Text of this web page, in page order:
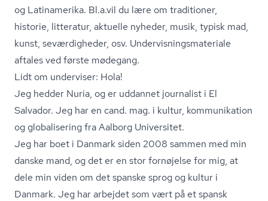
og Latinamerika. Bl.a.vil du lære om traditioner,
historie, litteratur, aktuelle nyheder, musik, typisk mad,
kunst, seværdigheder, osv. Un­der­vis­nings­ma­te­ri­a­le
aftales ved første mødegang.
Lidt om underviser: Hola!
Jeg hedder Nuria, og er uddannet journalist i El
Salvador. Jeg har en cand. mag. i kultur, kommunikation
og globalisering fra Aalborg Universitet.
Jeg har boet i Danmark siden 2008 sammen med min
danske mand, og det er en stor fornøjelse for mig, at
dele min viden om det spanske sprog og kultur i
Danmark. Jeg har arbejdet som vært på et spansk